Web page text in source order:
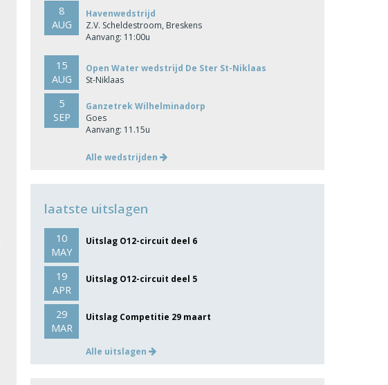
8
AUG
Havenwedstrijd
Z.V. Scheldestroom, Breskens
Aanvang: 11:00u
15
AUG
Open Water wedstrijd De Ster St-Niklaas
St-Niklaas
5
SEP
Ganzetrek Wilhelminadorp
Goes
Aanvang: 11.15u
Alle wedstrijden
laatste uitslagen
10
MAY
Uitslag O12-circuit deel 6
19
APR
Uitslag O12-circuit deel 5
29
MAR
Uitslag Competitie 29 maart
Alle uitslagen